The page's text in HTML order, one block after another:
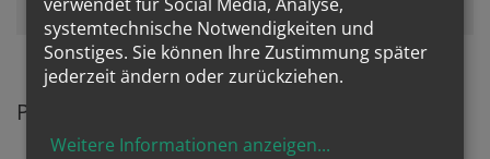
Seite neu, um diesen Inhalt sehen zu können.
Park+Pray Standorte auf einen Blick
verwendet für Social Media, Analyse,
systemtechnische Notwendigkeiten und
Sonstiges. Sie können Ihre Zustimmung später
jederzeit ändern oder zurückziehen.
Weitere Informationen anzeigen...